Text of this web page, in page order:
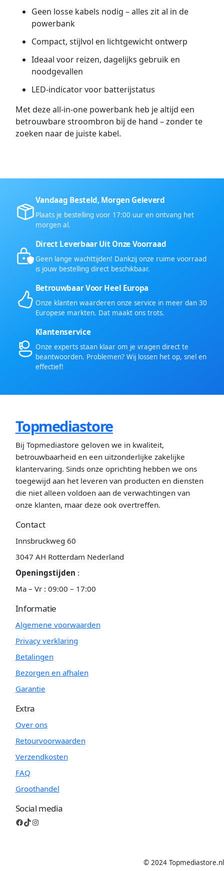
Geen losse kabels nodig – alles zit al in de
powerbank
Compact, stijlvol en lichtgewicht ontwerp
Ideaal voor reizen, dagelijks gebruik en
noodgevallen
LED-indicator voor batterijstatus
Met deze all-in-one powerbank heb je altijd een
betrouwbare stroombron bij de hand – zonder te
zoeken naar de juiste kabel.
Vandaag Besteld, Morgen Geleverd
Plaats je bestelling voor 17:00 uur en ontvang het
morgen al.
Direct Leverbaar Uit Onze Voorraad
Geen lange wachttijden! Dankzij onze ruime voorraad
is jouw bestelling direct beschikbaar.
Betrouwbaar Voor Heel Europa
Onze klanten waarderen onze service in meer dan 30
Europese markten. Dat maakt ons trots.
Klantenservice
Onze experts staan klaar om je vragen direct te
beantwoorden. Problemen? Wij lossen het op, snel en
effectief!
Topmediastore
Bij Topmediastore geloven we in kwaliteit,
betrouwbaarheid en een uitzonderlijke zakelijke
klantervaring. Sinds onze oprichting hebben we ons
toegewijd aan het leveren van producten en diensten
die niet alleen voldoen aan de verwachtingen van
onze klanten, maar deze ook overtreffen.
Contact
Innsbruckweg 60
3047 AH Rotterdam Nederland
Openingstijden :
Ma – Vr : 09:00 – 17:00
Informatie
Algemene voorwaarden
Privacy verklaring
Betalingen
Bezorgen en afhalen
Garantie
Extra
Over ons
Retourvoorwaarden
Verzendkosten
FAQ
Groothandel
Social media
Facebook TikTok Instagram
© 2024 Topmediastore.nl